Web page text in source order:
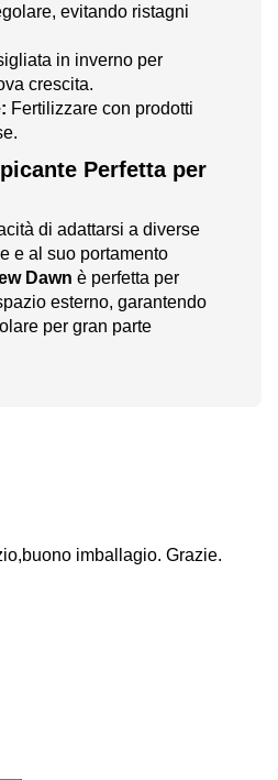
evitando ristagni
in inverno per
crescita.
Fertilizzare con prodotti
Perfetta per
di adattarsi a diverse
e al suo portamento
Dawn è perfetta per
esterno, garantendo
per gran parte
imballagio. Grazie.